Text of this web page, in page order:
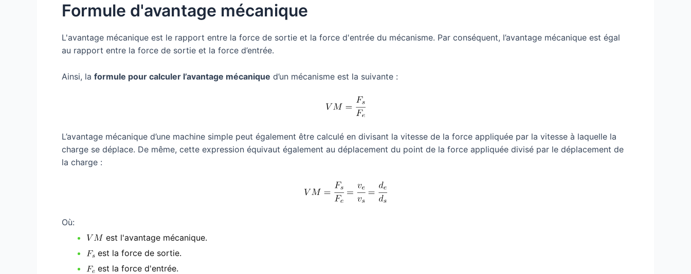
Formule d'avantage mécanique
L'avantage mécanique est le rapport entre la force de sortie et la force d'entrée du mécanisme. Par conséquent, l’avantage mécanique est égal
au rapport entre la force de sortie et la force d’entrée.
Ainsi, la formule pour calculer l’avantage mécanique d’un mécanisme est la suivante :
L’avantage mécanique d’une machine simple peut également être calculé en divisant la vitesse de la force appliquée par la vitesse à laquelle la
charge se déplace. De même, cette expression équivaut également au déplacement du point de la force appliquée divisé par le déplacement de
la charge :
Où:
est l'avantage mécanique.
est la force de sortie.
est la force d'entrée.